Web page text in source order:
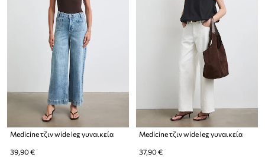
Medicine τζιν wide leg γυναικεία
39,90 €
Medicine τζιν wide leg γυναικεία
37,90 €